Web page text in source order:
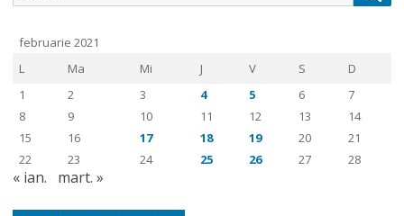
for:
februarie 2021
L
Ma Mi J V S
D
1
2 3 4 5 6
7
8
9 10 11 12 13
14
15
16 17 18 19 20
21
22
23 24 25 26 27 28
« ian. mart. »